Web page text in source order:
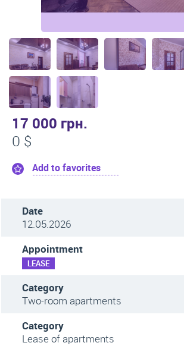
17 000 грн.
0 $
Add to favorites
Date
12.05.2026
Appointment
LEASE
Category
Two-room apartments
Category
Lease of apartments